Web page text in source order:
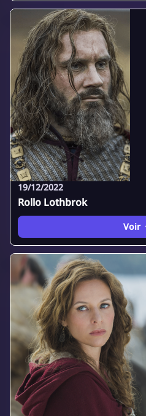
19/12/2022
Rollo Lothbrok
Voir